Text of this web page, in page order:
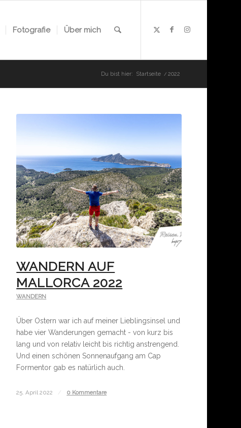
Fotografie Über mich
Du bist hier: Startseite / 2022
WANDERN AUF
MALLORCA 2022
WANDERN
Über Ostern war ich auf meiner Lieblingsinsel und
habe vier Wanderungen gemacht - von kurz bis
lang und von relativ leicht bis richtig anstrengend.
Und einen schönen Sonnenaufgang am Cap
Formentor gab es natürlich auch.
25. April 2022 / 0 Kommentare